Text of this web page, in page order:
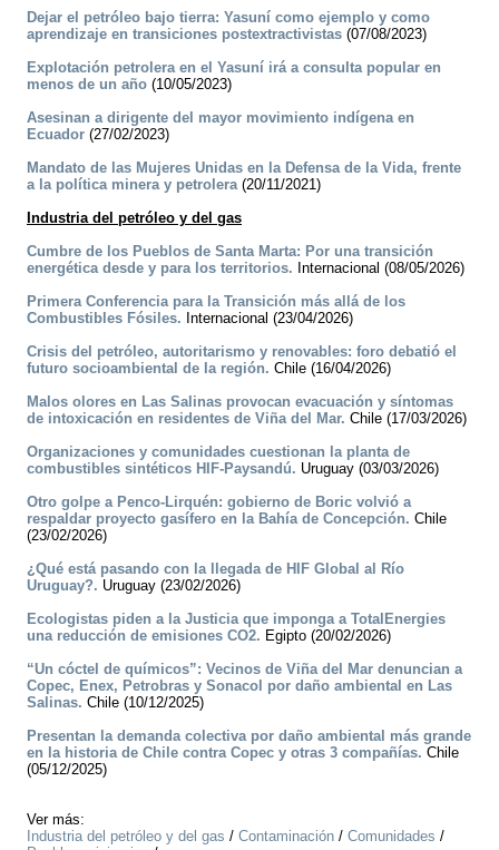
Dejar el petróleo bajo tierra: Yasuní como ejemplo y como
aprendizaje en transiciones postextractivistas (07/08/2023)
Explotación petrolera en el Yasuní irá a consulta popular en
menos de un año (10/05/2023)
Asesinan a dirigente del mayor movimiento indígena en
Ecuador (27/02/2023)
Mandato de las Mujeres Unidas en la Defensa de la Vida, frente
a la política minera y petrolera(20/11/2021)
Industria del petróleo y del gas
Cumbre de los Pueblos de Santa Marta: Por una transición
energética desde y para los territorios. Internacional (08/05/2026)
Primera Conferencia para la Transición más allá de los
Combustibles Fósiles. Internacional (23/04/2026)
Crisis del petróleo, autoritarismo y renovables: foro debatió el
futuro socioambiental de la región. Chile (16/04/2026)
Malos olores en Las Salinas provocan evacuación y síntomas
de intoxicación en residentes de Viña del Mar. Chile (17/03/2026)
Organizaciones y comunidades cuestionan la planta de
combustibles sintéticos HIF-Paysandú. Uruguay (03/03/2026)
Otro golpe a Penco-Lirquén: gobierno de Boric volvió a
respaldar proyecto gasífero en la Bahía de Concepción. Chile
(23/02/2026)
¿Qué está pasando con la llegada de HIF Global al Río
Uruguay?. Uruguay (23/02/2026)
Ecologistas piden a la Justicia que imponga a TotalEnergies
una reducción de emisiones CO2. Egipto (20/02/2026)
“Un cóctel de químicos”: Vecinos de Viña del Mar denuncian a
Copec, Enex, Petrobras y Sonacol por daño ambiental en Las
Salinas. Chile (10/12/2025)
Presentan la demanda colectiva por daño ambiental más grande
en la historia de Chile contra Copec y otras 3 compañías. Chile
(05/12/2025)
Ver más:
Industria del petróleo y del gas / Contaminación / Comunidades /